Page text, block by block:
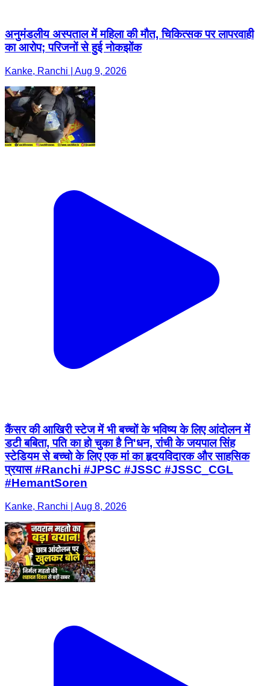
अनुमंडलीय अस्पताल में महिला की मौत, चिकित्सक पर लापरवाही
का आरोप; परिजनों से हुई नोकझोंक
Kanke, Ranchi | Aug 9, 2026
कैंसर की आखिरी स्टेज में भी बच्चों के भविष्य के लिए आंदोलन में
डटी बबिता, पति का हो चुका है नि'धन, रांची के जयपाल सिंह
स्टेडियम से बच्चो के लिए एक मां का हृदयविदारक और साहसिक
प्रयास #Ranchi #JPSC #JSSC #JSSC_CGL
#HemantSoren
Kanke, Ranchi | Aug 8, 2026